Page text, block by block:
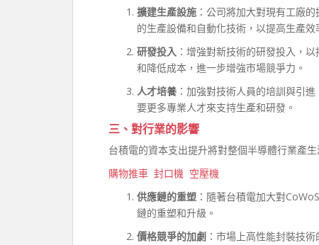
擴建生產設施 ：公司將加大對現有工廠
的生產設備和自動化技術，以提高生產效
研發投入 ：增強對新技術的研發投入，
和降低成本，進一步增強市場競爭力。
人才培養 ：加強對技術人員的培訓與引
要更多專業人才來支持生產和研發。
三、對行業的影響
台積電的資本支出提升將對整個半導體行業產生
購物推車 封口機 空壓機
供應鏈的重塑 ：隨著台積電加大對
鏈的重塑和升級。
價格競爭的加劇 ：市場上高性能封裝技